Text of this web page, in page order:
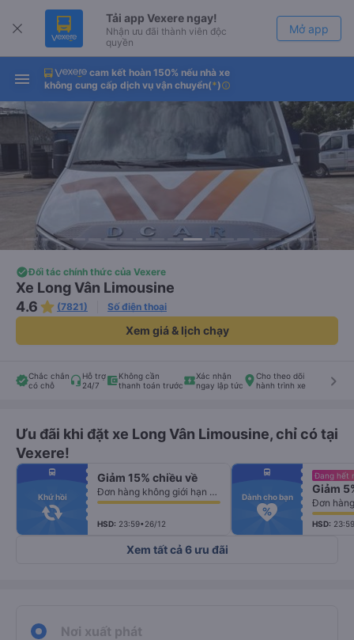
Tải app Vexere ngay!
Nhận ưu đãi thành viên độc
quyền
Mở app
Tải app Vexere
-30k/ghế khi đặt vé máy bay qua
app
cam kết hoàn 150% nếu nhà xe
không cung cấp dịch vụ vận chuyển(*)info
Đối tác chính thức của Vexere
Xe Long Vân Limousine
4.6
(7821) Số điện thoại
Xem giá & lịch chạy
Chắc chắn
có chỗ
Hỗ trợ
24/7
Không cần
thanh toán trước
Xác nhận
ngay lập tức
Cho theo dõi
hành trình xe
keyboard_arrow_right
Ưu đãi khi đặt xe Long Vân Limousine, chỉ có tại
Vexere!
fiber_manual_record
fiber_manual_record
fiber_manual_record
fiber_manual_record
fiber_manual_record
fiber_manual_record
fiber_manual_record
directions_bus
Khứ hồi
Giảm 15% chiều về
Đơn hàng không giới hạn số lượng vé
HSD: 23:59•26/12
fiber_manual_record
fiber_manual_record
fiber_manual_record
fiber_manual_record
fiber_manual_record
fiber_manual_record
fiber_manual_record
directions_bus
Dành cho bạn
Đang hết
Giảm
Đơn
HSD:
Xem tất cả 6 ưu đãi
Nơi xuất phát